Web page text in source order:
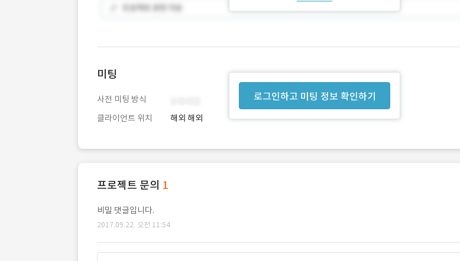
로그인하고 미팅 정보 확인하기
미팅
사전 미팅 방식
클라이언트 위치
해외 해외
프로젝트 문의 1
비밀 댓글입니다.
2017.09.22. 오전 11:54